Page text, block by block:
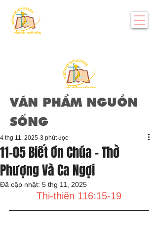
VĂN PHẨM NGUỒN
SỐNG
11-05 Biết Ơn Chúa - Thờ
Phượng Và Ca Ngợi
4 thg 11, 2025 3 phút đọc
Đã cập nhật: 5 thg 11, 2025
Thi-thiên 116:15-19